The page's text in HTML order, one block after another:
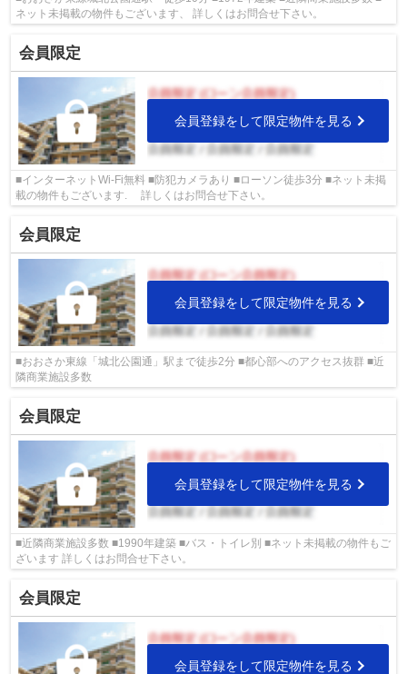
ネット未掲載の物件もございます、 詳しくはお問合せ下さい。
会員限定
会員登録をして限定物件を見る
■インターネットWi-Fi無料 ■防犯カメラあり ■ローソン徒歩3分 ■ネット未掲
載の物件もございます. 詳しくはお問合せ下さい。
会員限定
会員登録をして限定物件を見る
■おおさか東線「城北公園通」駅まで徒歩2分 ■都心部へのアクセス抜群 ■近
隣商業施設多数
会員限定
会員登録をして限定物件を見る
■近隣商業施設多数 ■1990年建築 ■バス・トイレ別 ■ネット未掲載の物件もご
ざいます 詳しくはお問合せ下さい。
会員限定
会員登録をして限定物件を見る